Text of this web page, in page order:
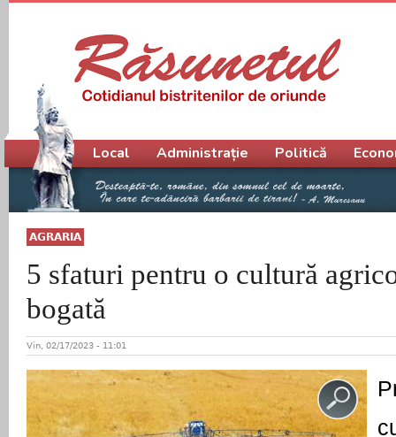
AGRARIA
5 sfaturi pentru o cultură
bogată
Vin, 02/17/2023 - 11:01
Meniu principal
Local Administrație Politică